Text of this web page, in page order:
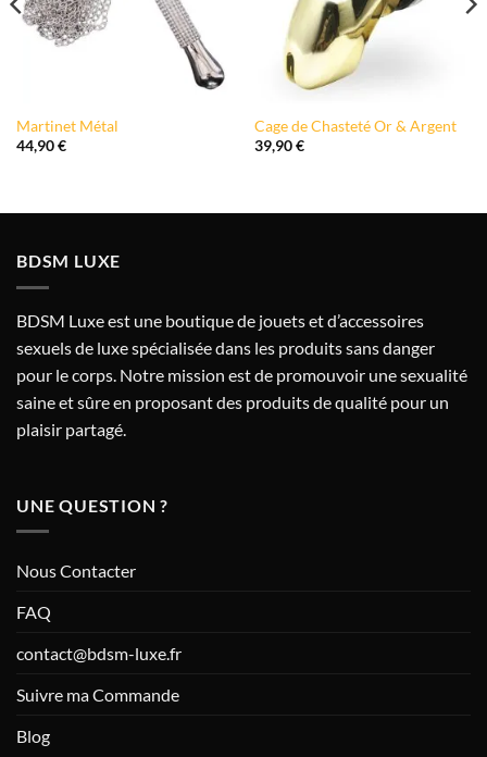
Martinet Métal
44,90€
Cage de Chasteté Or & Argent
39,90€
BDSM LUXE
BDSM Luxe est une boutique de jouets et d’accessoires
sexuels de luxe spécialisée dans les produits sans danger
pour le corps. Notre mission est de promouvoir une sexualité
saine et sûre en proposant des produits de qualité pour un
plaisir partagé.
UNE QUESTION ?
Nous Contacter
FAQ
contact@bdsm-luxe.fr
Suivre ma Commande
Blog